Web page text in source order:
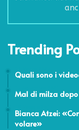
Trending
Quali sono i
Mal di milza dopo
Bianca Atzei:
volare»